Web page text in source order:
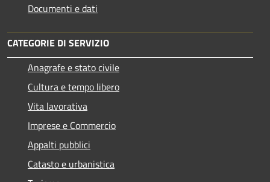
Documenti e dati
CATEGORIE DI SERVIZIO
Anagrafe e stato civile
Cultura e tempo libero
Vita lavorativa
Imprese e Commercio
Appalti pubblici
Catasto e urbanistica